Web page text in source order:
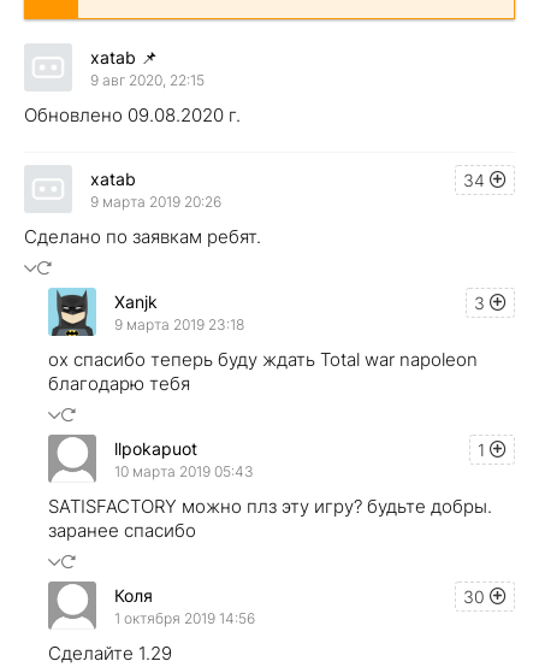
xatab 📌
9 авг 2020, 22:15
Обновлено 09.08.2020 г.
34
xatab
9 марта 2019 20:26
Сделано по заявкам ребят.
3
Xanjk
9 марта 2019 23:18
ох спасибо теперь буду ждать Total war napoleon
благодарю тебя
1
llpokapuot
10 марта 2019 05:43
SATISFACTORY можно плз эту игру? будьте добры.
заранее спасибо
30
Коля
1 октября 2019 14:56
Сделайте 1.29